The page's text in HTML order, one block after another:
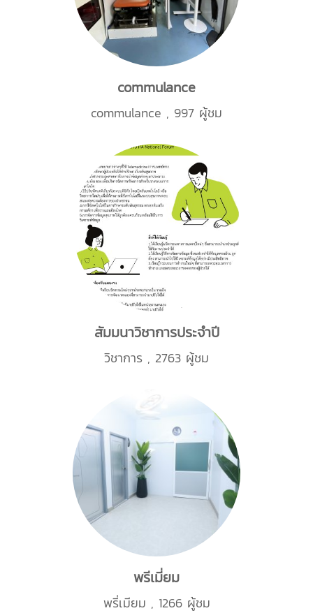
commulance
commulance , 997 ผู้ชม
สัมมนาวิชาการประจำปี
วิชาการ , 2763 ผู้ชม
พรีเมี่ยม
พรี่เมียม , 1266 ผู้ชม